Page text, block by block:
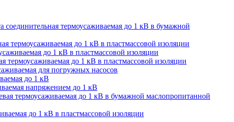
соединительная термоусаживаемая до 1 кВ в бумажной
термоусаживаемая до 1 кВ в пластмассовой изоляции
до 1 кВ в пластмассовой изоляции
термоусаживаемая до 1 кВ в пластмассовой изоляции
для погружных насосов
до 1 кВ
напряжением до 1 кВ
термоусаживаемая до 1 кВ в бумажной маслопропитанной
до 1 кВ в пластмассовой изоляции